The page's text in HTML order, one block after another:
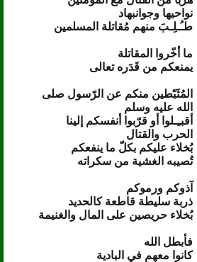
نواحيها وجوانبهاد
طـُـلِـبَ منهم مُقاتلة المسلمين
ما أخّروا المقاتلة
يمنعكم من قَدَره تعالى
المُثَبّطين منكم عن الرّسول صلى
الله عليه وسلم
أقبـِـلوا أو قرّبوا أنفسكم إلينا
الحرب والقتال
بُخلاء عليكم بكلّ ما ينفعكم
تُصيبه الغشية من سكراته
آذوكم ورموكم
ذربة سليطة قاطعة كالحديد
بُخلاء حريصين على المال والغنيمة
فأبطل الله
كانوا معهم في البادية